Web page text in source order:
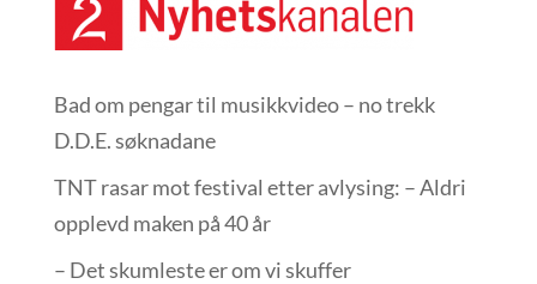
Bad om pengar til musikkvideo – no trekk
D.D.E. søknadane
TNT rasar mot festival etter avlysing: – Aldri
opplevd maken på 40 år
– Det skumleste er om vi skuffer